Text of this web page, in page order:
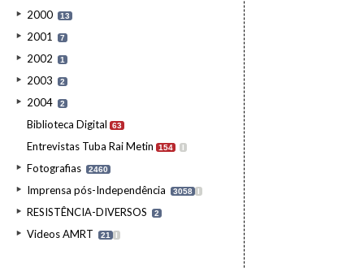
2000 13
2001 7
2002 1
2003 2
2004 2
Biblioteca Digital 63
Entrevistas Tuba Rai Metin 154 I
Fotografias 2460
Imprensa pós-Independência 3058 I
RESISTÊNCIA-DIVERSOS 2
Videos AMRT 21 I